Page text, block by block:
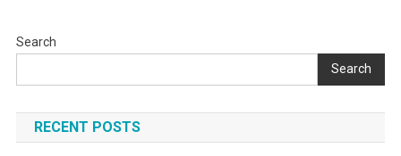
Search
Search
RECENT POSTS